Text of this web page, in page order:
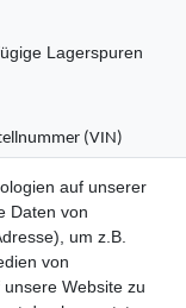
Lagerspuren
(VIN)
auf unserer
Daten von
um z.B.
von
Website zu